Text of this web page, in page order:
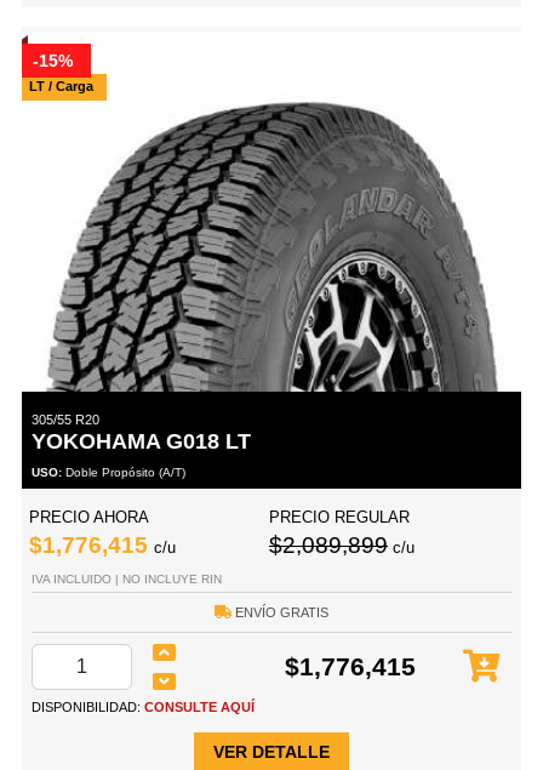
LT / Carga
-15%
305/55 R20
YOKOHAMA G018 LT
USO: Doble Propósito (A/T)
PRECIO AHORA
$1,776,415 c/u
PRECIO REGULAR
$2,089,899 c/u
IVA INCLUIDO | NO INCLUYE RIN
ENVÍO GRATIS
$1,776,415
DISPONIBILIDAD: CONSULTE AQUÍ
VER DETALLE